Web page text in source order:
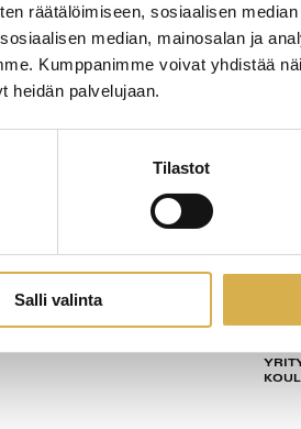
räätälöimiseen, sosiaalisen
median, mainosalan ja
Kumppanimme voivat yhdistää
heidän palvelujaan.
Tilastot
Salli valinta